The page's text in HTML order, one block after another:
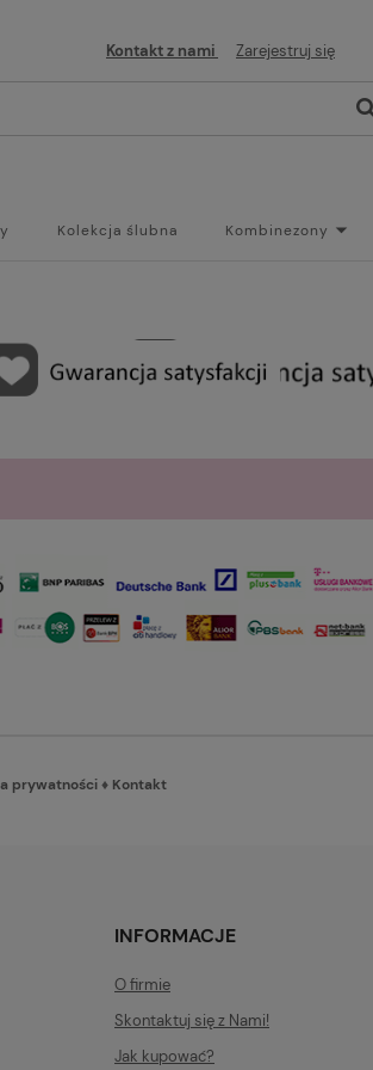
Kontakt z nami Zarejestruj się
Kolekcja ślubna Kombinezony
prywatności♦ Kontakt
INFORMACJE
O firmie
Skontaktuj się z Nami!
Jak kupować?